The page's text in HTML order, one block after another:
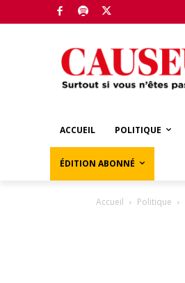
ACCUEIL POLITIQUE
ÉDITION ABONNÉ
Accueil Politique